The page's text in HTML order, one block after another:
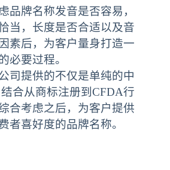
品牌名称发音是否容易，
当，长度是否合适以及音
素后，为客户量身打造一
必要过程。
司提供的不仅是单纯的中
合从商标注册到CFDA行
合考虑之后，为客户提供
者喜好度的品牌名称。